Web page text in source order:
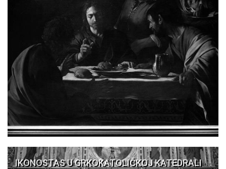
IKONOSTAS U GRKOKATOLIČKOJ KATEDRALI